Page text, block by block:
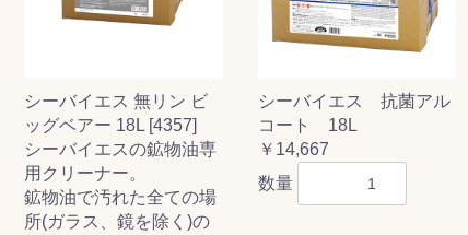
シーバイエス 無リン ビ
ッグベアー 18L [4357]
シーバイエスの鉱物油専
用クリーナー。
鉱物油で汚れた全ての場
所(ガラス、鏡を除く)の
シーバイエス 抗菌アル
コート 18L
￥14,667
数量